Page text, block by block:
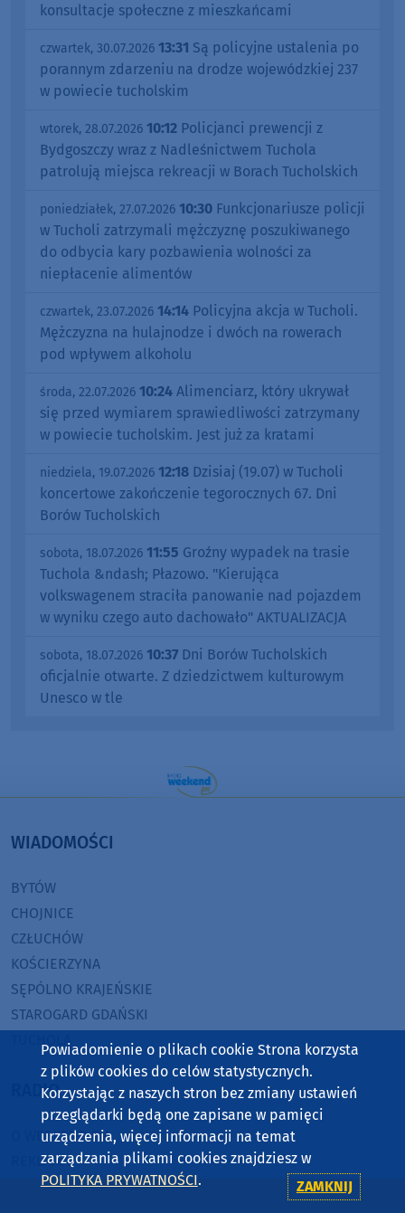
konsultacje społeczne z mieszkańcami
czwartek, 30.07.2026 13:31 Są policyjne ustalenia po
porannym zdarzeniu na drodze wojewódzkiej 237
w powiecie tucholskim
wtorek, 28.07.2026 10:12 Policjanci prewencji z
Bydgoszczy wraz z Nadleśnictwem Tuchola
patrolują miejsca rekreacji w Borach Tucholskich
poniedziałek, 27.07.2026 10:30 Funkcjonariusze policji
w Tucholi zatrzymali mężczyznę poszukiwanego
do odbycia kary pozbawienia wolności za
niepłacenie alimentów
czwartek, 23.07.2026 14:14 Policyjna akcja w Tucholi.
Mężczyzna na hulajnodze i dwóch na rowerach
pod wpływem alkoholu
środa, 22.07.2026 10:24 Alimenciarz, który ukrywał
się przed wymiarem sprawiedliwości zatrzymany
w powiecie tucholskim. Jest już za kratami
niedziela, 19.07.2026 12:18 Dzisiaj (19.07) w Tucholi
koncertowe zakończenie tegorocznych 67. Dni
Borów Tucholskich
sobota, 18.07.2026 11:55 Groźny wypadek na trasie
Tuchola &ndash; Płazowo. "Kierująca
volkswagenem straciła panowanie nad pojazdem
w wyniku czego auto dachowało" AKTUALIZACJA
sobota, 18.07.2026 10:37 Dni Borów Tucholskich
oficjalnie otwarte. Z dziedzictwem kulturowym
Unesco w tle
WIADOMOŚCI
BYTÓW
CHOJNICE
CZŁUCHÓW
KOŚCIERZYNA
SĘPÓLNO KRAJEŃSKIE
STAROGARD GDAŃSKI
TUCHOLA
RADIO
O WEEKEND FM
REKLAMA
ZASIĘG
Powiadomienie o plikach cookie Strona korzysta
z plików cookies do celów statystycznych.
Korzystając z naszych stron bez zmiany ustawień
przeglądarki będą one zapisane w pamięci
urządzenia, więcej informacji na temat
zarządzania plikami cookies znajdziesz w
POLITYKA PRYWATNOŚCI. ZAMKNIJ